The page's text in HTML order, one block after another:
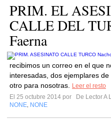
PRIM. EL
CALLE DEL
Faerna
recibimos un correo en el que
interesadas, dos ejemplares
otro para nosotras.
Leer el resto
El 25 octubre 2014 por
De Lector A
NONE NONE